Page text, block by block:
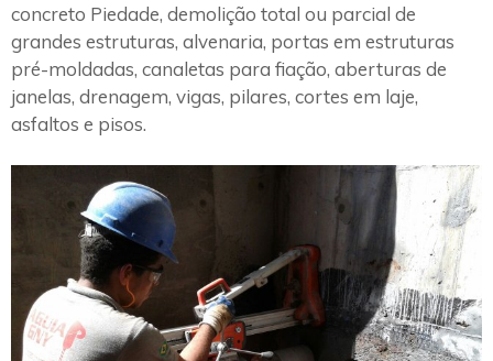
concreto Piedade, demolição total ou parcial de
grandes estruturas, alvenaria, portas em estruturas
pré-moldadas, canaletas para fiação, aberturas de
janelas, drenagem, vigas, pilares, cortes em laje,
asfaltos e pisos.